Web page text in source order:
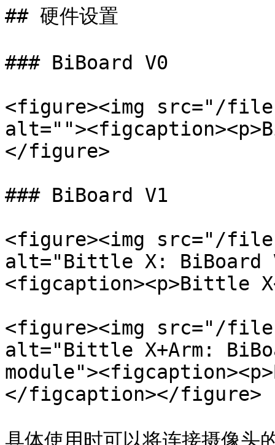
## 硬件设置
### BiBoard V0
<figure><img src="/files/
</figure>
### BiBoard V1
<figure><img src="/files/
alt="Bittle X: BiBoard
<figcaption><p>Bittle
<figure><img src="/files/
alt="Bittle X+Arm:
</figcaption></figure>
具体使用时可以将连接摄像头